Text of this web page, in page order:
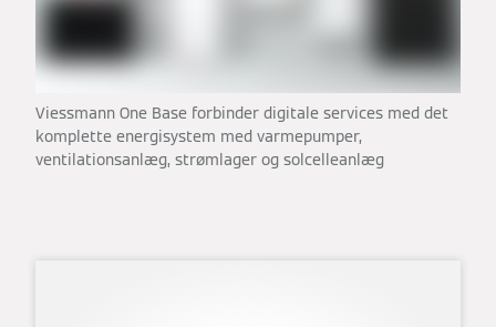
Viessmann One Base forbinder digitale services med det
komplette energisystem med varmepumper,
ventilationsanlæg, strømlager og solcelleanlæg